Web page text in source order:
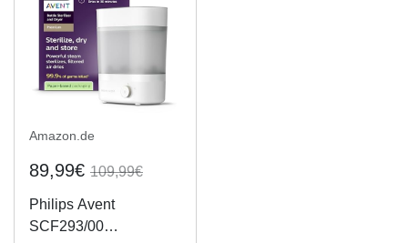
Amazon.de
89,99€ 109,99€
Philips Avent
SCF293/00